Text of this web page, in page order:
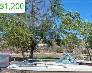
$1,200